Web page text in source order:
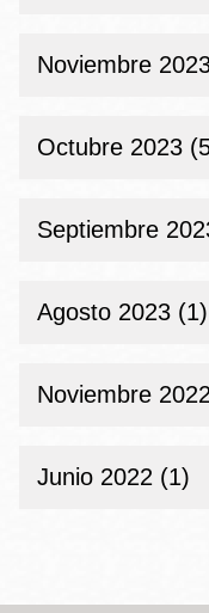
Noviembre
Octubre 2023
Septiembre
Agosto 2023 (1)
Noviembre
Junio 2022 (1)